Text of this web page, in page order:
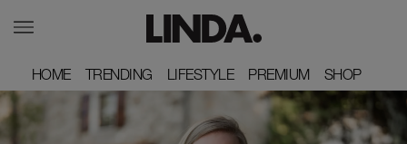
HOME
HOME TRENDING
TRENDING LIFESTYLE
LIFESTYLE PREMIUM
PREMIUM SHOP
SHOP